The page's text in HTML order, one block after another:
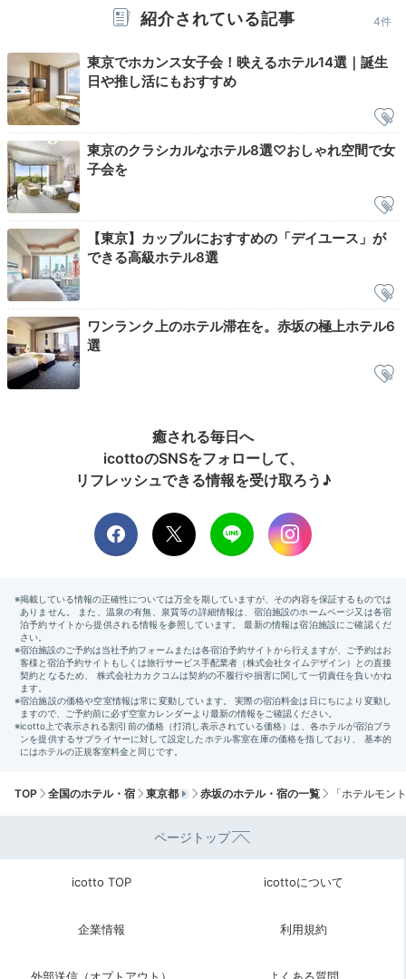
ホテルを出発
チェックアウトまで
お部屋でのんびり
気の合う友達と一緒だと、いつまでもお喋りは尽きない
もの。チェックアウトは11時だから、朝食後もゆっくり
とお部屋で寛げますよ。
hhazukkkii_03
を撮って遊びました。ホテルのエレベーター前に英字新
聞紙があったので活用してみました！
Return trip
12:00
クラシカルなホテルで
思い出に残る誕生日を
紹介されている記事 4件
東京でホカンス女子会！映えるホテル14選｜誕生
日や推し活にもおすすめ
東京のクラシカルなホテル8選♡おしゃれ空間で女
子会を
【東京】カップルにおすすめの「デイユース」が
できる高級ホテル8選
ワンランク上のホテル滞在を。赤坂の極上ホテル6
選
癒される毎日へ
icottoのSNSをフォローして、
リフレッシュできる情報を受け取ろう♪
TOP 全国のホテル・宿 東京都 赤坂のホテル・宿の一覧 「ホテルモン
ページトップ
icotto TOP icottoについて
企業情報 利用規約